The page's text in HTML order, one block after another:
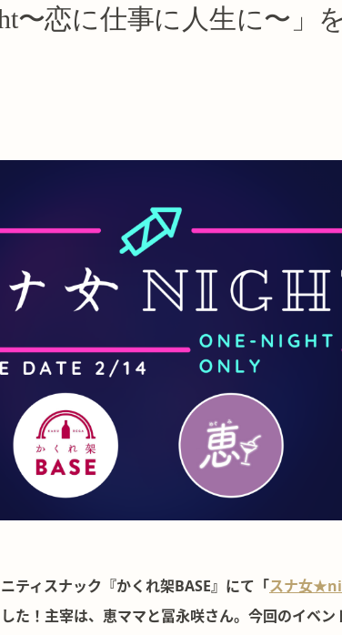
〜恋に仕事に人生に〜」
ティスナック『かくれ架BASE』にて「スナ女
た！主宰は、恵ママと冨永咲さん。今回のイベン